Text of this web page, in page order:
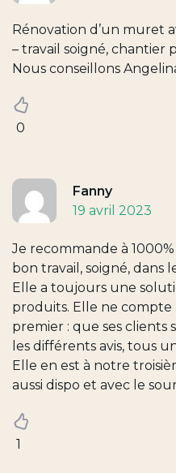
Rénovation d’un muret
– travail soigné, chantier
Nous conseillons
0
Fanny
19 avril 2023
Je recommande à
bon travail, soigné, dans
Elle a toujours une
produits. Elle ne compte
premier : que ses clients
les différents avis, tous
Elle en est à notre
aussi dispo et avec le
1